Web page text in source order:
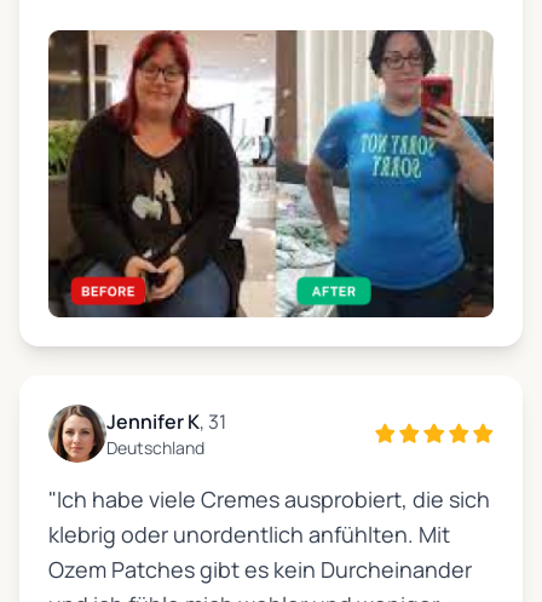
Jennifer K, 31
Deutschland
"Ich habe viele Cremes ausprobiert, die sich
klebrig oder unordentlich anfühlten. Mit
Ozem Patches gibt es kein Durcheinander